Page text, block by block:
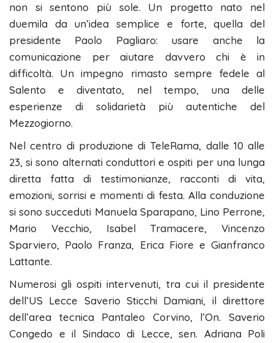
non si sentono più sole. Un progetto nato nel
duemila da un’idea semplice e forte, quella del
presidente Paolo Pagliaro: usare anche la
comunicazione per aiutare davvero chi è in
difficoltà. Un impegno rimasto sempre fedele al
Salento e diventato, nel tempo, una delle
esperienze di solidarietà più autentiche del
Mezzogiorno.
Nel centro di produzione di TeleRama, dalle 10 alle
23, si sono alternati conduttori e ospiti per una lunga
diretta fatta di testimonianze, racconti di vita,
emozioni, sorrisi e momenti di festa. Alla conduzione
si sono succeduti Manuela Sparapano, Lino Perrone,
Mario Vecchio, Isabel Tramacere, Vincenzo
Sparviero, Paolo Franza, Erica Fiore e Gianfranco
Lattante.
Numerosi gli ospiti intervenuti, tra cui il presidente
dell’US Lecce Saverio Sticchi Damiani, il direttore
dell’area tecnica Pantaleo Corvino, l’On. Saverio
Congedo e il Sindaco di Lecce, sen. Adriana Poli